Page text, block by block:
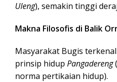
Uleng), semakin tinggi
Makna Filosofis di Balik
Masyarakat Bugis
prinsip hidup Pangadereng
norma pertikaian hidup).